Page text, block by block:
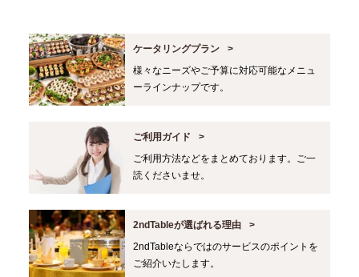
ケータリングプラン
様々なニーズやご予算に対応可能なメニュ
ーラインナップです。
ご利用ガイド
ご利用方法などをまとめております。ご一
読くださいませ。
2ndTableが選ばれる理由
2ndTableならではのサービスのポイントを
ご紹介いたします。